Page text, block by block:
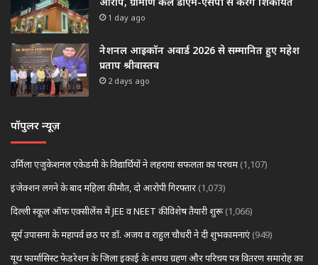
1 day ago
नेशनल आइकॉन अवार्ड 2026 से सम्मानित हुए महेश
प्रताप श्रीवास्तव
2 days ago
पॉपुलर न्यूज़
उर्मिला एजुकेशनल एकेडमी के विद्यार्थियों ने लहराया सफलता का परचम (1,107)
इंजेक्शन लगने के बाद महिला की मौत, दो आरोपी गिरफ्तार (1,073)
दिल्ली स्कूल ऑफ एक्सीलेंस में JEE व NEET की विशेष तैयारी शुरू (1,066)
सूर्य उपासना के महापर्व छठ पर डॉ. अजय व राहुल चौधरी ने दी शुभकामनाएं (949)
यूथ फार्मासिस्ट फेडरेशन के जिला इकाई के शपथ ग्रहण और परिचय पत्र वितरण समारोह का